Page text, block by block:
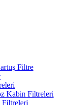
Filtre
Kabin Filtreleri